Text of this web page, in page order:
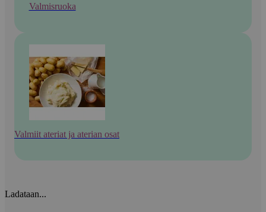
Valmisruoka
Valmiit ateriat ja aterian osat
Ladataan...